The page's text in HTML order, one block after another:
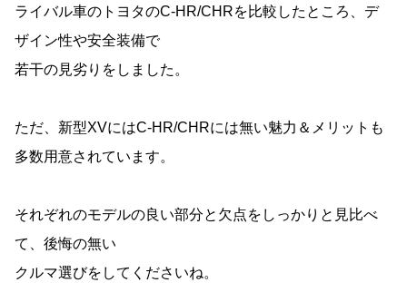
ライバル車のトヨタのC-HR/CHRを比較したところ、デ
ザイン性や安全装備で
若干の見劣りをしました。
ただ、新型XVにはC-HR/CHRには無い魅力＆メリットも
多数用意されています。
それぞれのモデルの良い部分と欠点をしっかりと見比べ
て、後悔の無い
クルマ選びをしてくださいね。